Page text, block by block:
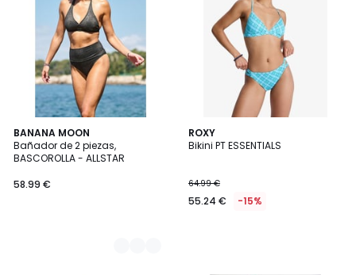
BANANA MOON
Bañador de 2 piezas,
BASCOROLLA - ALLSTAR
58.99 €
2
Colores
ROXY
Bikini PT ESSENTIALS
64.99 €
55.24 € -15%